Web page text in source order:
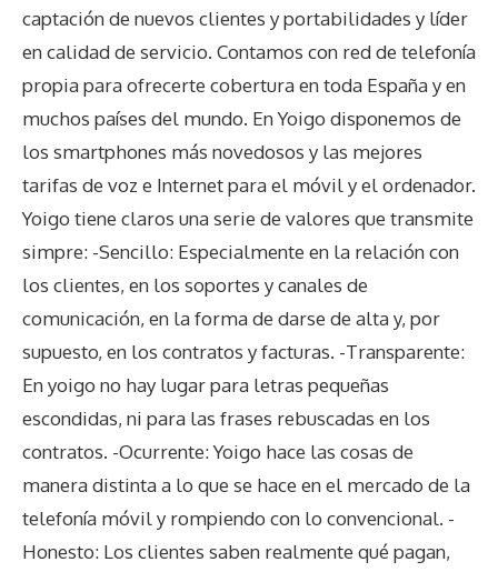
captación de nuevos clientes y portabilidades y líder
en calidad de servicio. Contamos con red de telefonía
propia para ofrecerte cobertura en toda España y en
muchos países del mundo. En Yoigo disponemos de
los smartphones más novedosos y las mejores
tarifas de voz e Internet para el móvil y el ordenador.
Yoigo tiene claros una serie de valores que transmite
simpre: -Sencillo: Especialmente en la relación con
los clientes, en los soportes y canales de
comunicación, en la forma de darse de alta y, por
supuesto, en los contratos y facturas. -Transparente:
En yoigo no hay lugar para letras pequeñas
escondidas, ni para las frases rebuscadas en los
contratos. -Ocurrente: Yoigo hace las cosas de
manera distinta a lo que se hace en el mercado de la
telefonía móvil y rompiendo con lo convencional. -
Honesto: Los clientes saben realmente qué pagan,